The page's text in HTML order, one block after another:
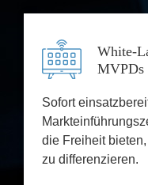
White-Label-OTT für Startups und
MVPDs
Sofort
die Freiheit
zu differenzieren.